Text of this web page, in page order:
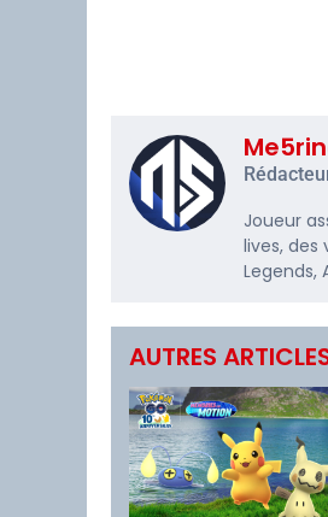
Joueur
lives, des
Legends,
AUTRES